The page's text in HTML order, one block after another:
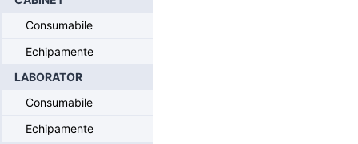
Consumabile
Echipamente
LABORATOR
Consumabile
Echipamente
Implant
Progressive Line